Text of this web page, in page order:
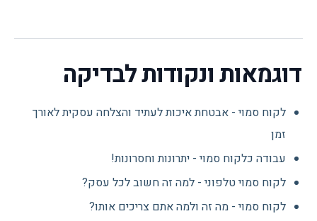
דוגמאות ונקודות לבדיקה
לקוח סמוי - אבטחת איכות לעתיד והצלחה עסקית לאורך
זמן
עבודה כלקוח סמוי - יתרונות וחסרונות!
לקוח סמוי טלפוני - למה זה חשוב לכל עסק?
לקוח סמוי - מה זה ולמה אתם צריכים אותו?